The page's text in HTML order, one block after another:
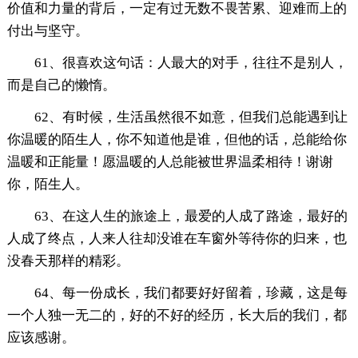
价值和力量的背后，一定有过无数不畏苦累、迎难而上的
付出与坚守。
61、很喜欢这句话：人最大的对手，往往不是别人，
而是自己的懒惰。
62、有时候，生活虽然很不如意，但我们总能遇到让
你温暖的陌生人，你不知道他是谁，但他的话，总能给你
温暖和正能量！愿温暖的人总能被世界温柔相待！谢谢
你，陌生人。
63、在这人生的旅途上，最爱的人成了路途，最好的
人成了终点，人来人往却没谁在车窗外等待你的归来，也
没春天那样的精彩。
64、每一份成长，我们都要好好留着，珍藏，这是每
一个人独一无二的，好的不好的经历，长大后的我们，都
应该感谢。